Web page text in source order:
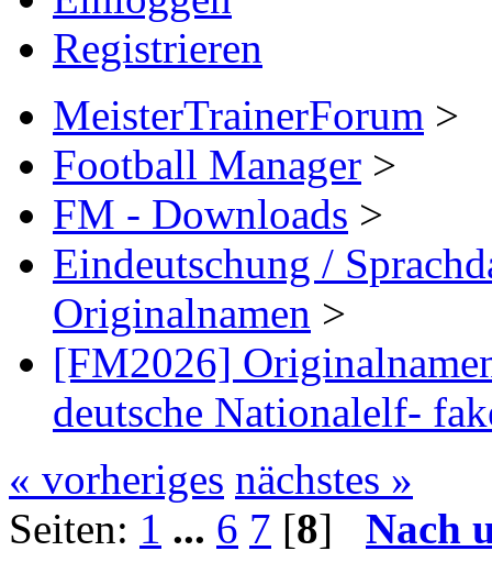
Registrieren
MeisterTrainerForum >
Football Manager >
FM - Downloads >
Eindeutschung /
Originalnamen >
[FM2026]
deutsche Nationalelf-
« vorheriges nächstes »
Seiten: 1 ... 6 7 [8] Nach